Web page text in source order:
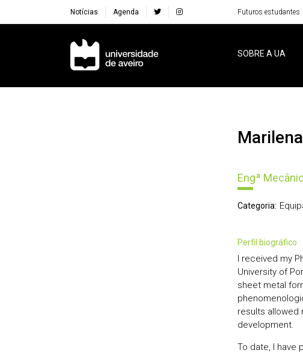
Notícias Agenda Futuros estudantes
Navegação Principal
SOBRE A UA
Engª
Categoria:
perfil biográfico
I received my
University of
sheet metal
results allowed
development.
To date, I have